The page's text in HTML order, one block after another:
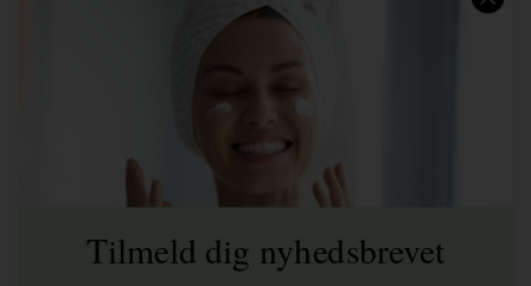
Tilmeld dig nyhedsbrevet